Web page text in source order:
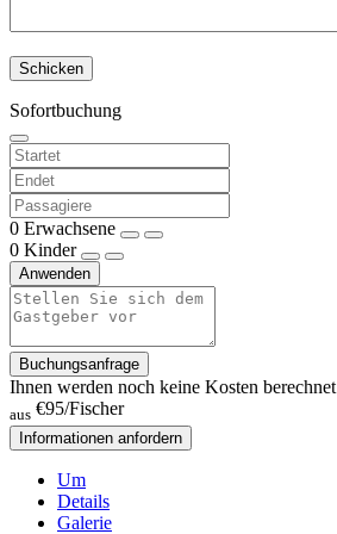
Sofortbuchung
0 Erwachsene
0 Kinder
Anwenden
Buchungsanfrage
Ihnen werden noch keine Kosten berechnet
aus €95/Fischer
Informationen anfordern
Um
Details
Galerie